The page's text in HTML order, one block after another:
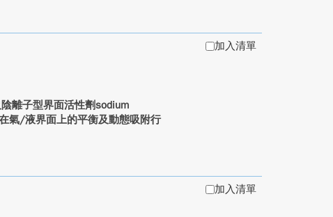
離子型界面活性劑sodium
氣/液界面上的平衡及動態吸附行
加入清單
加入清單